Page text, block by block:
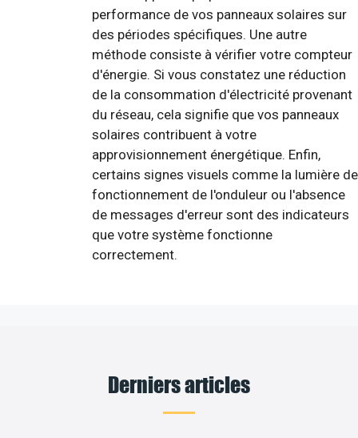
performance de vos panneaux solaires sur
des périodes spécifiques. Une autre
méthode consiste à vérifier votre compteur
d'énergie. Si vous constatez une réduction
de la consommation d'électricité provenant
du réseau, cela signifie que vos panneaux
solaires contribuent à votre
approvisionnement énergétique. Enfin,
certains signes visuels comme la lumière de
fonctionnement de l'onduleur ou l'absence
de messages d'erreur sont des indicateurs
que votre système fonctionne
correctement.
Derniers articles